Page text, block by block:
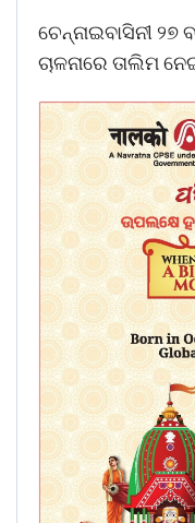
ଚେନ୍ନାଇବାସିନୀ ୨୭
ଚାଳନାରେ ତାଲିମ